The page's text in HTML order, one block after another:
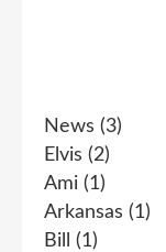
News (3)
Elvis (2)
Ami (1)
Arkansas (1)
Bill
(1)